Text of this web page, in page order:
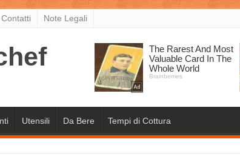
Contatti Note Legali
Utensili Da Bere Tempi di Cottura